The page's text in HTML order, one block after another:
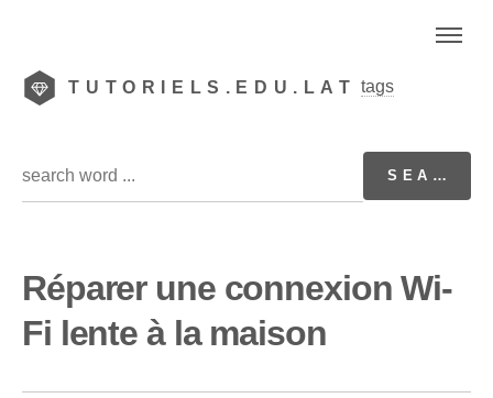
TUTORIELS.EDU.LAT tags
Réparer une connexion Wi-
Fi lente à la maison